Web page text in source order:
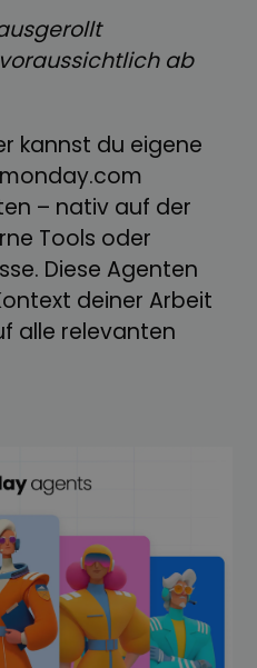
ab
kannst du eigene
– nativ auf der
Tools oder
Diese Agenten
deiner Arbeit
alle relevanten